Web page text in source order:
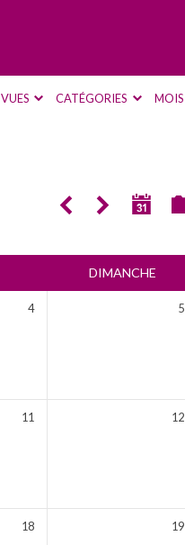
VUES CATÉGORIES MOIS
DIMANCHE
4 5
11 12
18 19